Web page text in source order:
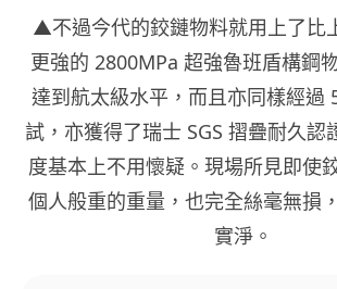
▲不過今代的鉸鏈物料就用上了比
更強的 2800MPa 超強魯班盾構鋼
達到航太級水平，而且亦同樣經過
試，亦獲得了瑞士 SGS 摺疊耐久認
度基本上不用懷疑。現場所見即使
個人般重的重量，也完全絲毫無損
實淨。